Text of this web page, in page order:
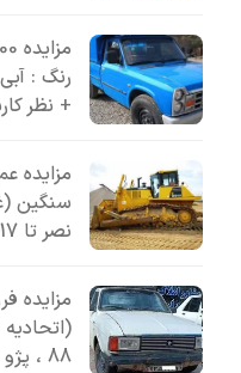
+ نظر
مزایده
سنگین
نصر تا 17 مرداد 1405
88 ، پژو آردی ، وانت پیکان 86